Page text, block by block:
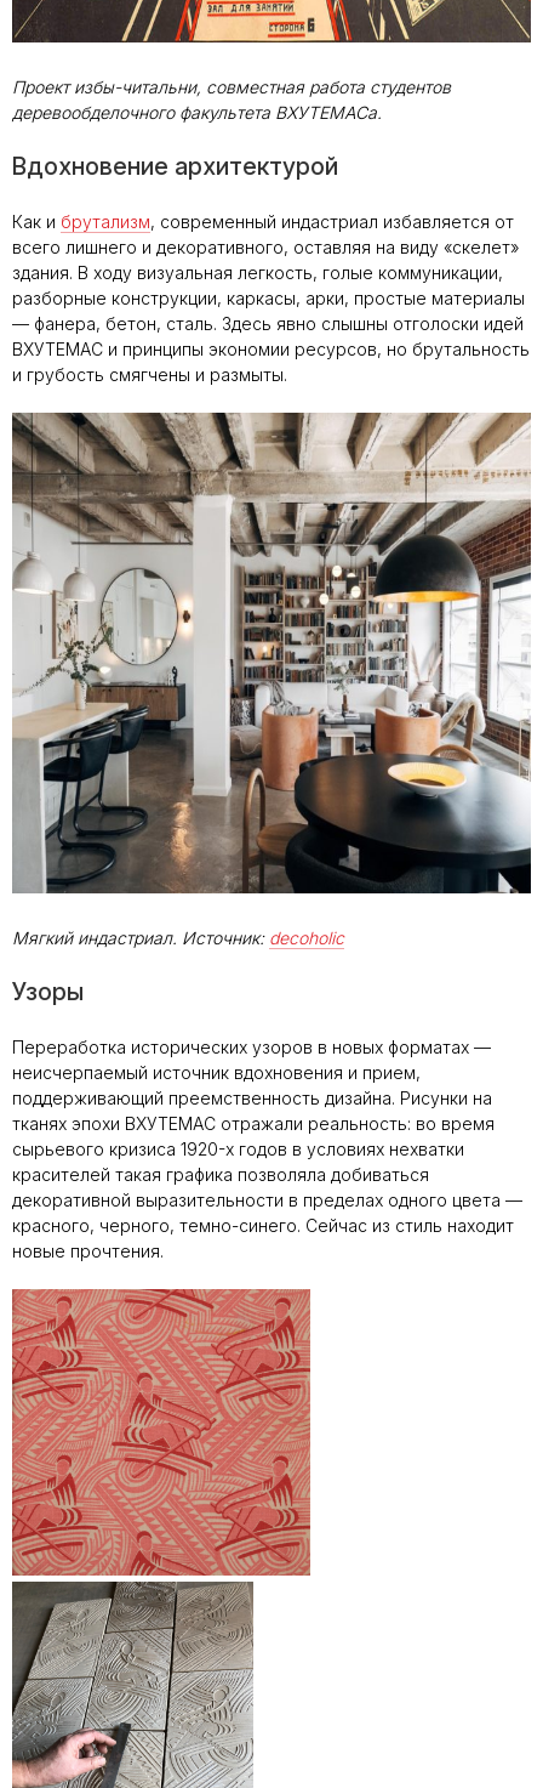
Проект избы-читальни, совместная работа студентов
деревообделочного факультета ВХУТЕМАСа.
Вдохновение архитектурой
Как и брутализм, современный индастриал избавляется от
всего лишнего и декоративного, оставляя на виду «скелет»
здания. В ходу визуальная легкость, голые коммуникации,
разборные конструкции, каркасы, арки, простые материалы
— фанера, бетон, сталь. Здесь явно слышны отголоски идей
ВХУТЕМАС и принципы экономии ресурсов, но брутальность
и грубость смягчены и размыты.
Мягкий индастриал. Источник: decoholic
Узоры
Переработка исторических узоров в новых форматах —
неисчерпаемый источник вдохновения и прием,
поддерживающий преемственность дизайна. Рисунки на
тканях эпохи ВХУТЕМАС отражали реальность: во время
сырьевого кризиса 1920-х годов в условиях нехватки
красителей такая графика позволяла добиваться
декоративной выразительности в пределах одного цвета —
красного, черного, темно-синего. Сейчас из стиль находит
новые прочтения.